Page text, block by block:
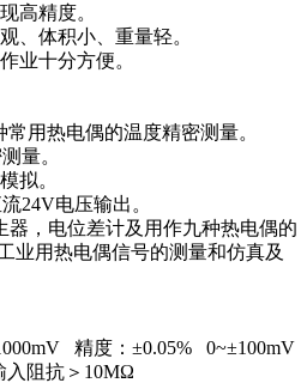
高精度。
、体积小、重量轻。
业十分方便。
用热电偶的温度精密测量。
量。
拟。
24V电压输出。
器，电位差计及用作九种热电偶的
业用热电偶信号的测量和仿真及
精度：±0.05% 0~±100mV
抗＞10MΩ